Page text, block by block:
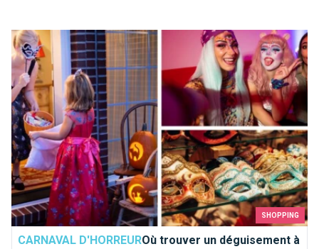
SHOPPING
CARNAVAL D'HORREUROù trouver un déguisement à
Où trouver un déguisement à Bruxelles ?